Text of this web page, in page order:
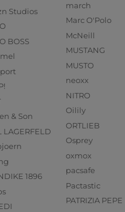
Studios
BOSS
& Son
LAGERFELD
1896
march
Marc O'Polo
McNeill
MUSTANG
MUSTO
neoxx
NITRO
Oilily
ORTLIEB
Osprey
oxmox
pacsafe
Pactastic
PATRIZIA PEPE